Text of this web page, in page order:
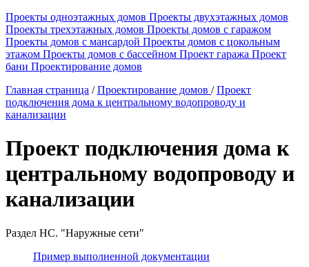
Проекты одноэтажных домов Проекты двухэтажных домов
Проекты трехэтажных домов Проекты домов с гаражом
Проекты домов с мансардой Проекты домов с цокольным
этажом Проекты домов с бассейном Проект гаража Проект
бани Проектирование домов
Главная страница / Проектирование домов / Проект
подключения дома к центральному водопроводу и
канализации
Проект подключения дома к
центральному водопроводу и
канализации
Раздел НС. "Наружные сети"
Пример выполненной документации